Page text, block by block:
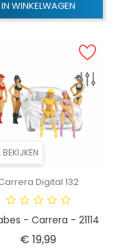
IN WINKELWAGEN
BEKIJKEN
Digital 132
- Carrera - 21114
€ 19,99Prijs